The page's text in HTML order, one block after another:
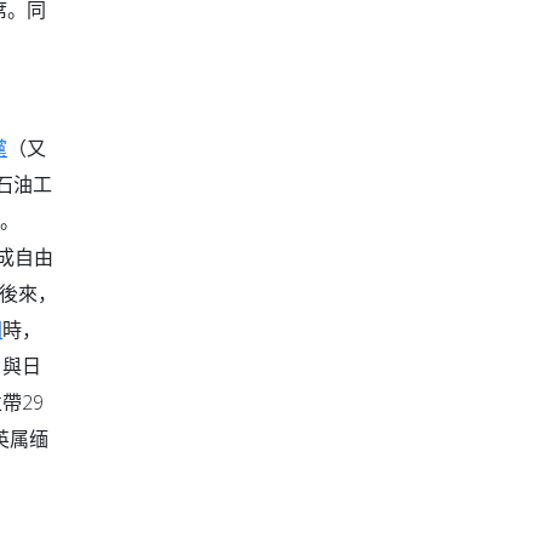
。同
（又
油工
自由
來，
時，
日
29
属缅